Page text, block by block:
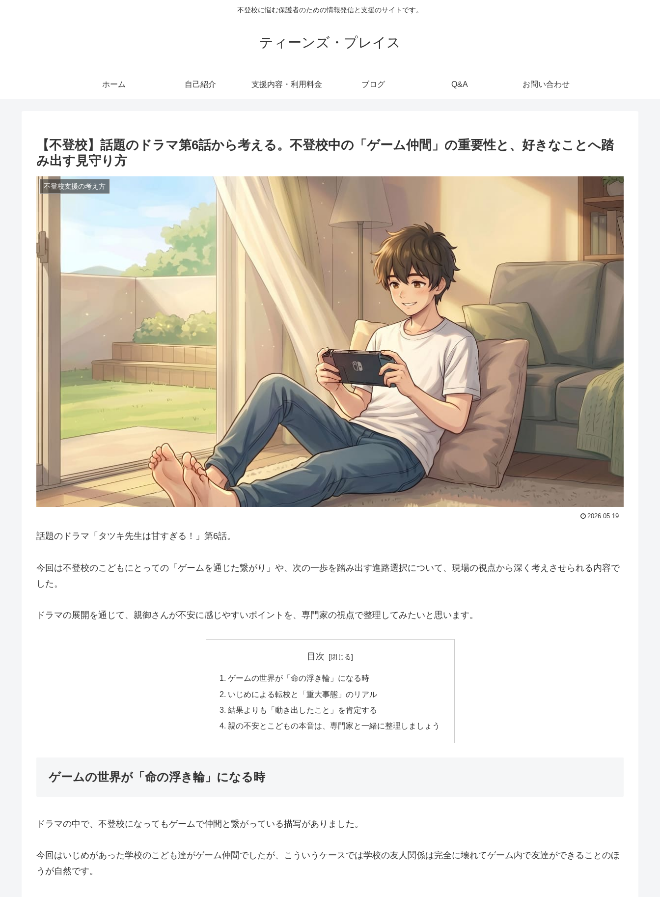
不登校に悩む保護者のための情報発信と支援のサイトです。
ティーンズ・プレイス
ホーム 自己紹介 支援内容・利用料金 ブログ Q&A お問い合わせ
【不登校】話題のドラマ第6話から考える。不登校中の「ゲーム仲間」の重要性と、好きなことへ踏
み出す見守り方
不登校支援の考え方
2026.05.19
話題のドラマ「タツキ先生は甘すぎる！」第6話。
今回は不登校のこどもにとっての「ゲームを通じた繋がり」や、次の一歩を踏み出す進路選択について、現場の視点から深く考えさせられる内容で
した。
ドラマの展開を通じて、親御さんが不安に感じやすいポイントを、専門家の視点で整理してみたいと思います。
目次
ゲームの世界が「命の浮き輪」になる時
いじめによる転校と「重大事態」のリアル
結果よりも「動き出したこと」を肯定する
親の不安とこどもの本音は、専門家と一緒に整理しましょう
ゲームの世界が「命の浮き輪」になる時
ドラマの中で、不登校になってもゲームで仲間と繋がっている描写がありました。
今回はいじめがあった学校のこども達がゲーム仲間でしたが、こういうケースでは学校の友人関係は完全に壊れてゲーム内で友達ができることのほ
うが自然です。